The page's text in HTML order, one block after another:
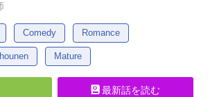
Comedy Romance
Mature
最新話を読む